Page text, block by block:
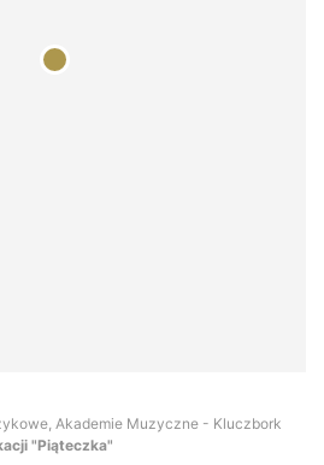
Akademie Muzyczne - Kluczbork
"Piąteczka"